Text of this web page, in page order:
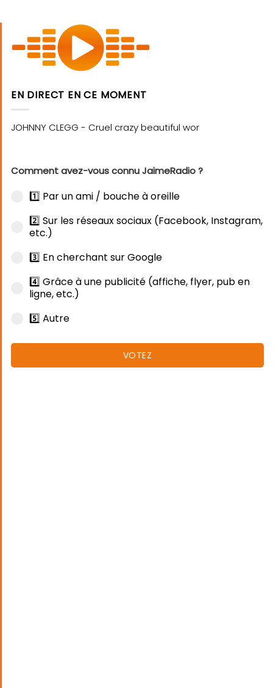
EN DIRECT EN CE MOMENT
Comment avez-vous connu JaimeRadio ?
1️⃣ Par un ami / bouche à oreille
2️⃣ Sur les réseaux sociaux (Facebook, Instagram,
etc.)
3️⃣ En cherchant sur Google
4️⃣ Grâce à une publicité (affiche, flyer, pub en
ligne, etc.)
5️⃣ Autre
VOTEZ